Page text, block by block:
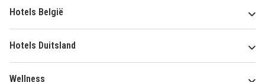
Hotels België
Hotels Duitsland
Wellness